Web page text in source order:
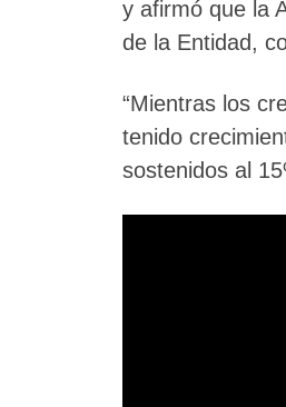
y afirmó que la
de la Entidad,
“Mientras los
tenido
sostenidos al